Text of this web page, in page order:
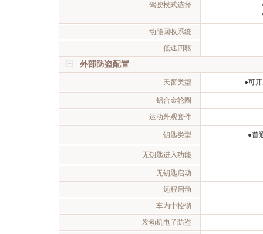
驾驶模式选择
动能回收系统
低速四驱
外部防盗配置
天窗类型 ●可
铝合金轮圈
运动外观套件
钥匙类型 ●普
无钥匙进入功能
无钥匙启动
远程启动
车内中控锁
发动机电子防盗